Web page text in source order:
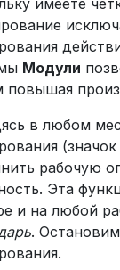
имеете
Модули
повышая
в любом
(значок
рабочую
Эта
и на любой
.